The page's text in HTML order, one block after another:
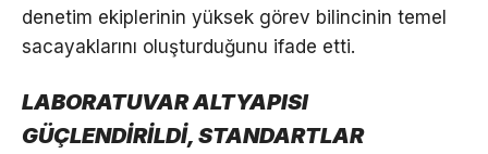
denetim ekiplerinin yüksek görev bilincinin temel
sacayaklarını oluşturduğunu ifade etti.
LABORATUVAR ALTYAPISI
GÜÇLENDİRİLDİ, STANDARTLAR